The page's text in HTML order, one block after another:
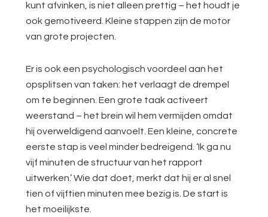
kunt afvinken, is niet alleen prettig – het houdt je
ook gemotiveerd. Kleine stappen zijn de motor
van grote projecten.
Er is ook een psychologisch voordeel aan het
opsplitsen van taken: het verlaagt de drempel
om te beginnen. Een grote taak activeert
weerstand – het brein wil hem vermijden omdat
hij overweldigend aanvoelt. Een kleine, concrete
eerste stap is veel minder bedreigend. ‘Ik ga nu
vijf minuten de structuur van het rapport
uitwerken.’ Wie dat doet, merkt dat hij er al snel
tien of vijftien minuten mee bezig is. De start is
het moeilijkste.